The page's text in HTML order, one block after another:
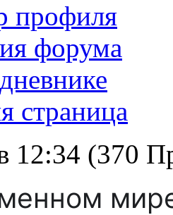
профиля
форума
страница
12:34 (370